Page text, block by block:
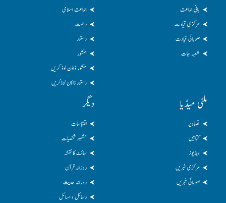
بانی جماعت
مرکزی قیادت
صوبائی قیادت
شعبہ جات
جماعت اسلامی
دعوت
دستور
منشور
منشور ڈاؤن لوڈ کریں
دستور ڈاؤن لوڈکریں
ملٹی میڈیا
تصاویر
کتابیں
ویڈیوز
مرکزی خبریں
صوبائی خبریں
دیگر
اقتباسات
مشہور شخصیات
سائٹ کا نقشہ
روزانہ قرآن
روزانہ حدیث
رسائل و مسائل